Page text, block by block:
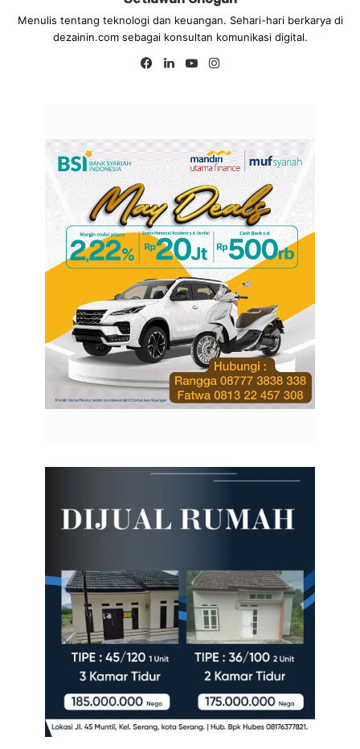
Menulis tentang teknologi dan keuangan. Sehari-hari berkarya di
dezainin.com sebagai konsultan komunikasi digital.
Fa
Lin
Yo